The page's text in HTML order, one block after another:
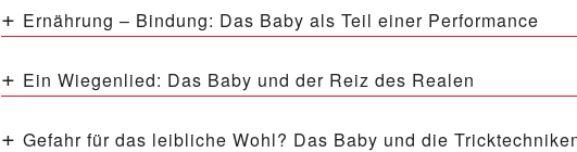
Ernährung – Bindung: Das Baby als Teil einer Performance
Ein Wiegenlied: Das Baby und der Reiz des Realen
Gefahr für das leibliche Wohl? Das Baby und die